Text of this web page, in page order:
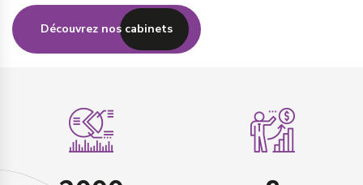
Découvrez nos cabinets